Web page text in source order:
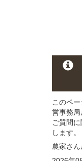
このペ
営事務
ご質問
します
農家さん